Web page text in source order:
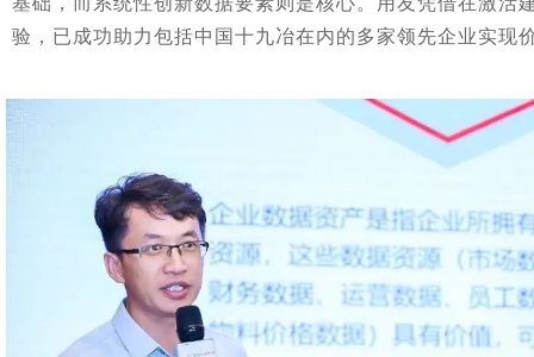
验，已成功助力包括中国十九冶在内的多家领先企业实现